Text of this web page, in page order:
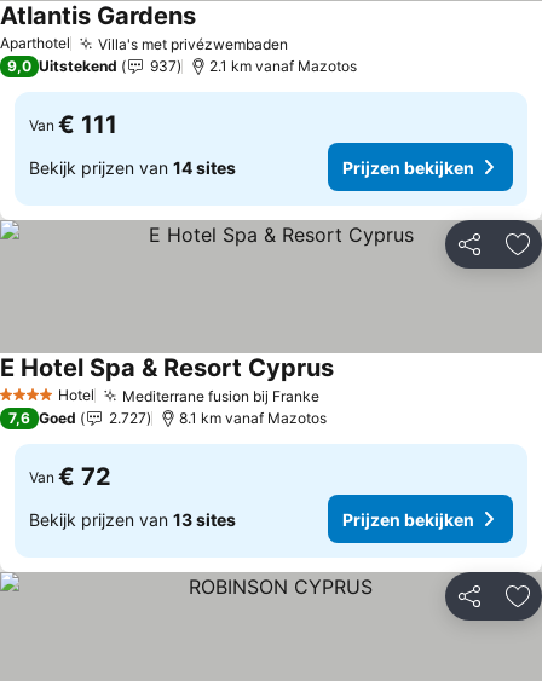
Aparthotel Villa's met privézwembaden
Atlantis GardensPrijzen bekijken
9,0 Uitstekend 937 2.1 km vanaf Mazotos
Van € 111
Bekijk prijzen van 14 sites Prijzen bekijken
Delen
4 SterrenHotel Mediterrane fusion bij FrankePrijzen bekijken
E Hotel Spa & Resort CyprusPrijzen bekijken
7,6 Goed 2.727 8.1 km vanaf Mazotos
Van € 72
Bekijk prijzen van 13 sites Prijzen bekijken
Delen